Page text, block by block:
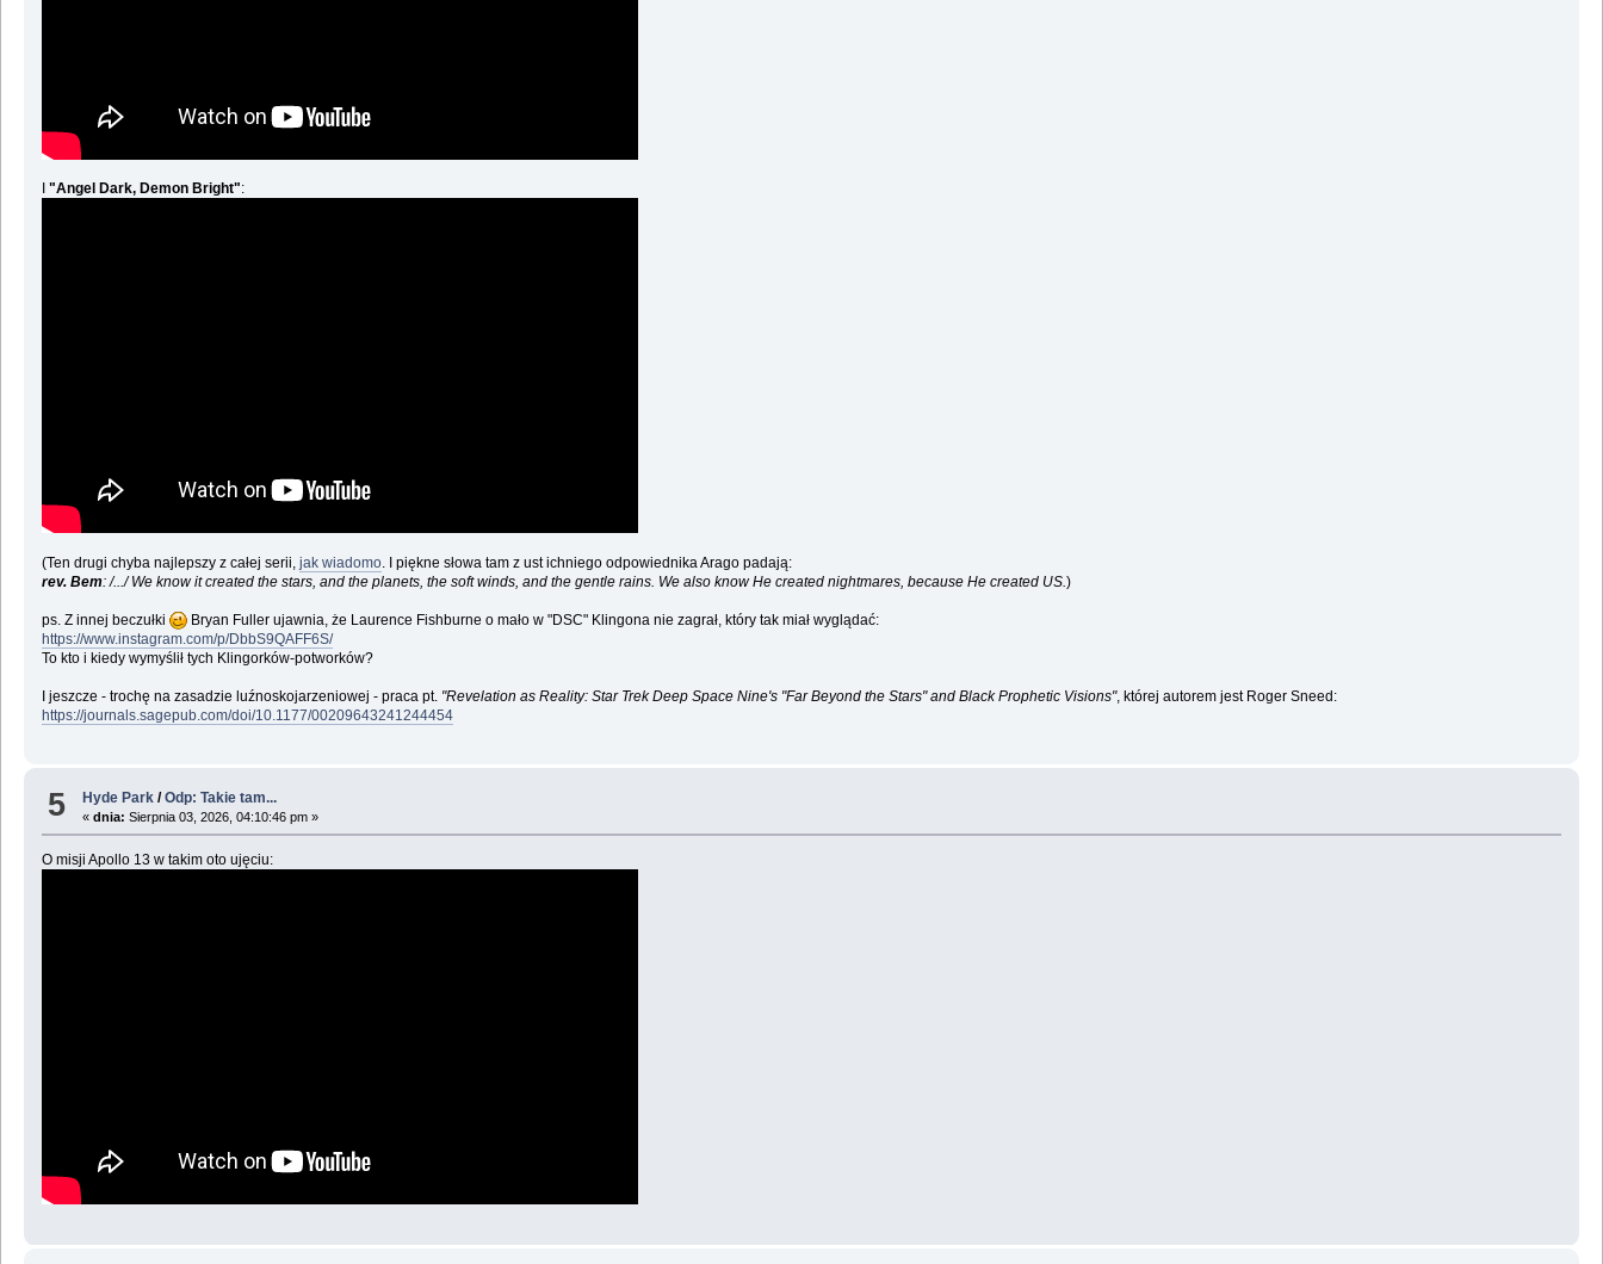
"Angel Dark, Demon Bright":
(Ten drugi chyba najlepszy z całej serii, jak wiadomo. I piękne słowa tam z ust ichniego odpowiednika Arago padają:
rev. Bem: /.../ We know it created the stars, and the planets, the soft winds, and the gentle rains. We also know He created nightmares, because He created US. )
ps. Z innej beczułki
Bryan Fuller ujawnia, że Laurence Fishburne o mało w "DSC" Klingona nie zagrał, który tak miał wyglądać:
https://www.instagram.com/p/DbbS9QAFF6S/
To kto i kiedy wymyślił tych Klingorków-potworków?
I jeszcze - trochę na zasadzie luźnoskojarzeniowej - praca pt. "Revelation as Reality: Star Trek Deep Space Nine's "Far Beyond the Stars" and Black Prophetic Visions", której autorem jest Roger Sneed:
https://journals.sagepub.com/doi/10.1177/00209643241244454
5 Hyde Park /Odp: Takie tam...
«dnia: Sierpnia 03, 2026, 04:10:46 pm »
O misji Apollo 13 w takim oto ujęciu: